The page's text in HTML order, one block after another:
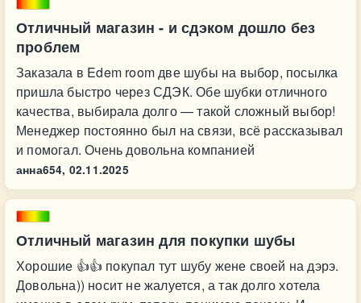
Отличный магазин - и сдэком дошло без
проблем
Заказала в Edem room две шубы на выбор, посылка
пришла быстро через СДЭК. Обе шубки отличного
качества, выбирала долго — такой сложный выбор!
Менеджер постоянно был на связи, всё рассказывал
и помогал. Очень довольна компанией
анна654, 02.11.2025
Отличный магазин для покупки шубы
Хорошие 👍👍 покупал тут шубу жене своей на дэрэ.
Довольна)) носит не жалуется, а так долго хотела